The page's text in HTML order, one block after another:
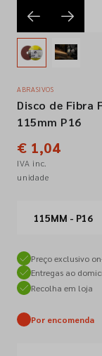
Empresa
Contactos
Siga-nos nas
ABRASIVOS
Disco de Fibra
115mm P16
€ 1,04
IVA inc.
unidade
115MM - P16
Preço exclusivo
Entregas ao
Recolha em loja
Por encomenda